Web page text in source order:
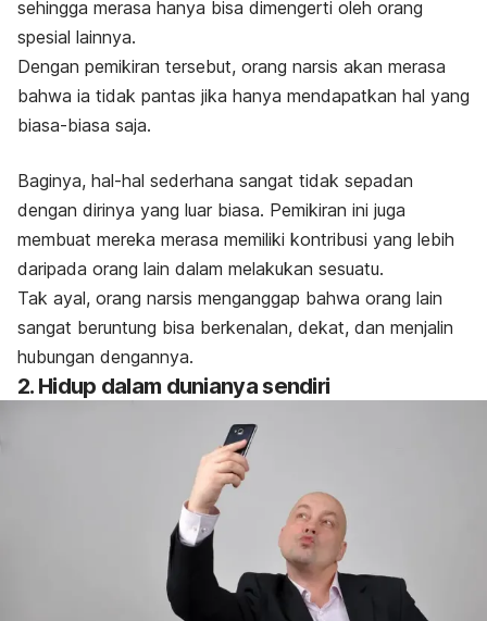
sehingga merasa hanya bisa dimengerti oleh orang
spesial lainnya.
Dengan pemikiran tersebut, orang narsis akan merasa
bahwa ia tidak pantas jika hanya mendapatkan hal yang
biasa-biasa saja.
Baginya, hal-hal sederhana sangat tidak sepadan
dengan dirinya yang luar biasa. Pemikiran ini juga
membuat mereka merasa memiliki kontribusi yang lebih
daripada orang lain dalam melakukan sesuatu.
Tak ayal, orang narsis menganggap bahwa orang lain
sangat beruntung bisa berkenalan, dekat, dan menjalin
hubungan dengannya.
2. Hidup dalam dunianya sendiri